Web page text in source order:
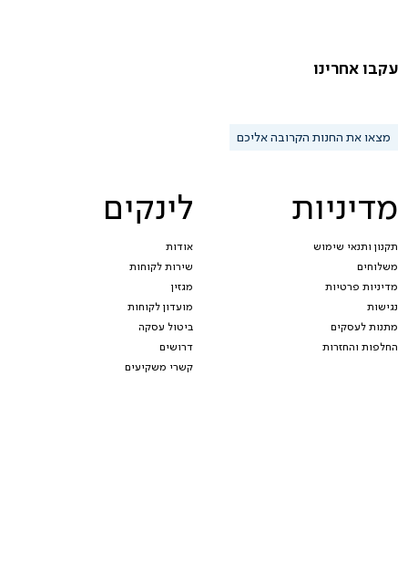
מדיניות
תקנון ותנאי שימוש
משלוחים
מדיניות פרטיות
נגישות
מתנות לעסקים
החלפות והחזרות
לינקים
אודות
שירות לקוחות
מגזין
מועדון לקוחות
ביטול עסקה
דרושים
קשרי משקיעים
עקבו אחרינו
מצאו את החנות הקרובה אליכם